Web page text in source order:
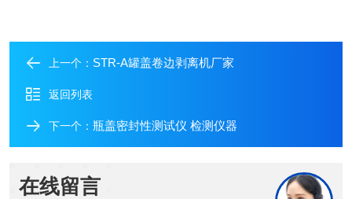
上一个： STR-A罐盖卷边剥离机厂家
返回列表
下一个： 瓶盖密封性测试仪 检测仪器
在线留言